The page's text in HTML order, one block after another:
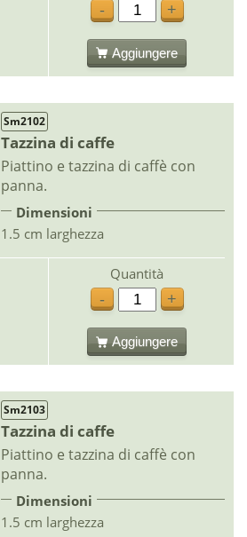
-
+
Aggiungere
Sm2102
Tazzina di caffe
Piattino e tazzina di caffè con
panna.
Dimensioni
1.5 cm larghezza
Quantità
-
+
Aggiungere
Sm2103
Tazzina di caffe
Piattino e tazzina di caffè con
panna.
Dimensioni
1.5 cm larghezza